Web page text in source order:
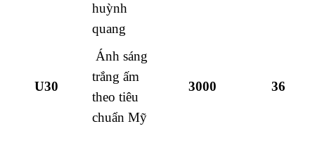
huỳnh
quang
U30
Ánh sáng
trắng ấm
theo tiêu
chuẩn Mỹ
3000 36